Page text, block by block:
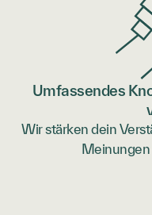
Umfassendes
Wir stärken dein